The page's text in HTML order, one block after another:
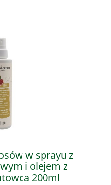
w sprayu z
i olejem z
200ml